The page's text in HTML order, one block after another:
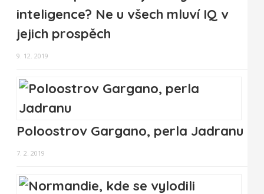
inteligence? Ne u všech mluví IQ v
jejich prospěch
9. 12. 2019
Poloostrov Gargano, perla Jadranu
7. 2. 2019